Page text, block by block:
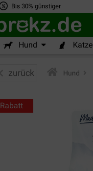
Bis 30% günstiger
Hund Katze
zurück Hund
Rabatt